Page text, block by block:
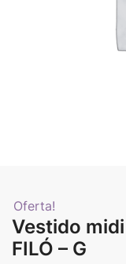
Oferta!
Vestido
FILÓ – G